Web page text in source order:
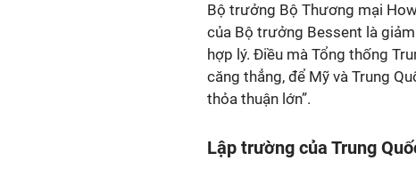
Bộ trưởng Bộ Thương mại
của Bộ trưởng Bessent là
hợp lý. Điều mà Tổng thống
căng thẳng, để Mỹ và Trung
thỏa thuận lớn”.
Lập trường của Trung